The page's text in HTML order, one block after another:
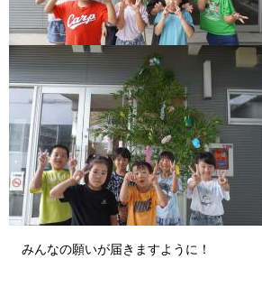
みんなの願いが届きますように！